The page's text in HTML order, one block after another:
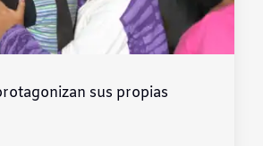
sus propias